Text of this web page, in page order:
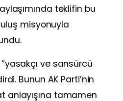
teklifin bu
misyonuyla
ve sansürcü
Bunun AK Parti’nin
anlayışına tamamen